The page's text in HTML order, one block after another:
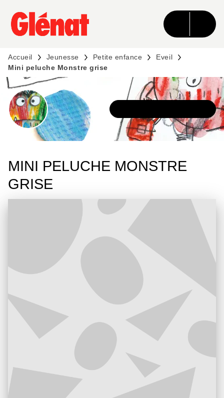
MENU RECHERCHE CONTENU
PIED DE PAGE
Accueil Jeunesse Petite enfance
Eveil
Mini peluche Monstre grise
MINI PELUCHE MONSTRE
GRISE